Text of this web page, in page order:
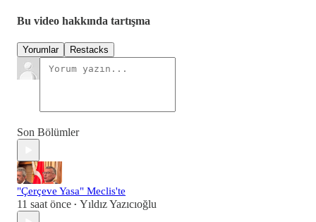
Bu video hakkında tartışma
Yorumlar Restacks
Son Bölümler
"Çerçeve Yasa" Meclis'te
11 saat önce • Yıldız Yazıcıoğlu